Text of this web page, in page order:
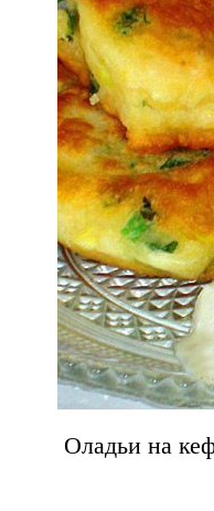
Оладьи на